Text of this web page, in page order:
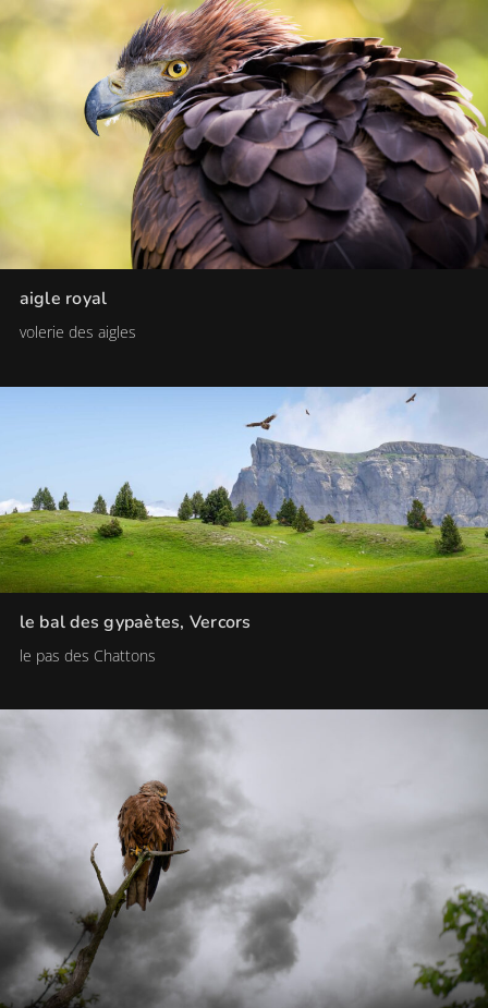
aigle royal
volerie des aigles
le bal des gypaètes, Vercors
le pas des Chattons